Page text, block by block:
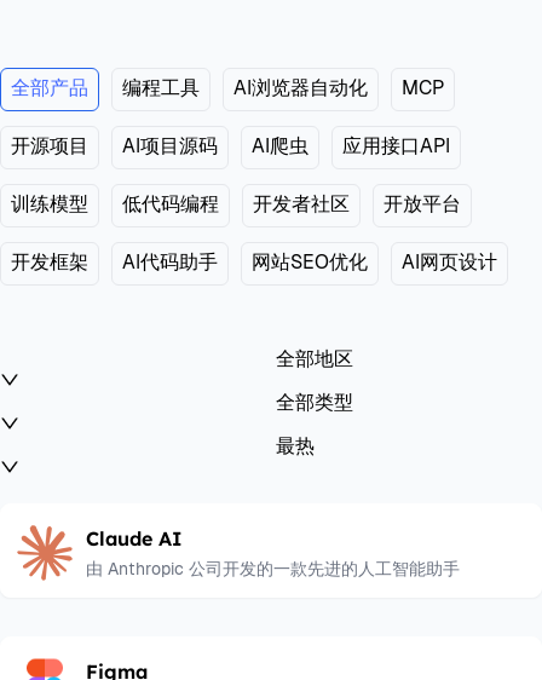
全部产品 编程工具 AI浏览器自动化 MCP
开源项目 AI项目源码 AI爬虫 应用接口API
训练模型 低代码编程 开发者社区 开放平台
开发框架 AI代码助手 网站SEO优化 AI网页设计
全部地区
全部类型
最热
Claude AI
由 Anthropic 公司开发的一款先进的人工智能助手
Figma